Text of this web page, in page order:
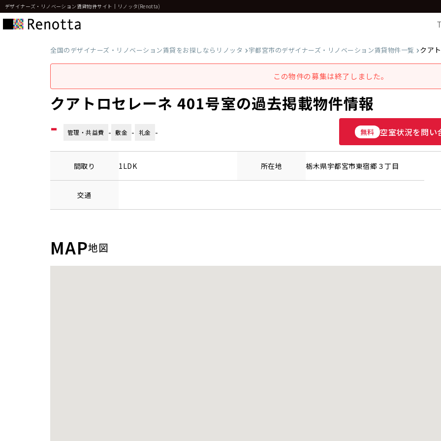
デザイナーズ・リノベーション賃貸物件サイト｜リノッタ(Renotta)
全国のデザイナーズ・リノベーション賃貸をお探しならリノッタ 宇都宮市のデザイナーズ・リノベーション賃貸物件一覧 クア
この物件の募集は終了しました。
クアトロセレーネ 401号室の過去掲載物件情報
- 管理・共益費 - 敷金 - 礼金 - 無料 空室状況を問い
間取り 1LDK 所在地 栃木県宇都宮市東宿郷 ３丁目
交通
MAP地図